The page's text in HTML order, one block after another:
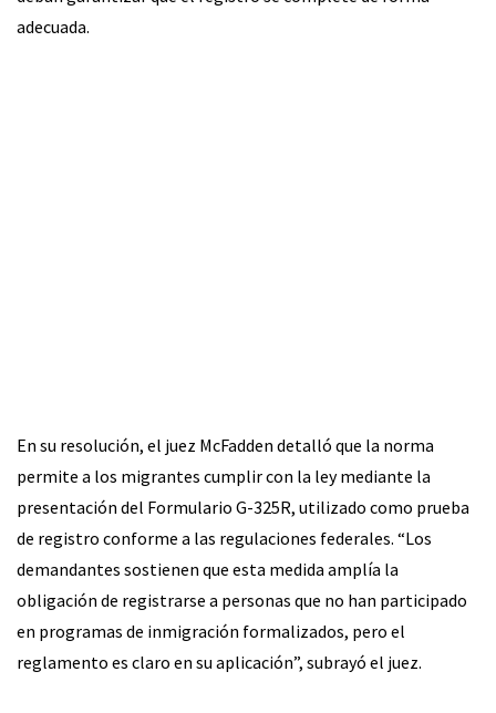
adecuada.
En su resolución, el juez McFadden detalló que la norma
permite a los migrantes cumplir con la ley mediante la
presentación del Formulario G-325R, utilizado como prueba
de registro conforme a las regulaciones federales. “Los
demandantes sostienen que esta medida amplía la
obligación de registrarse a personas que no han participado
en programas de inmigración formalizados, pero el
reglamento es claro en su aplicación”, subrayó el juez.